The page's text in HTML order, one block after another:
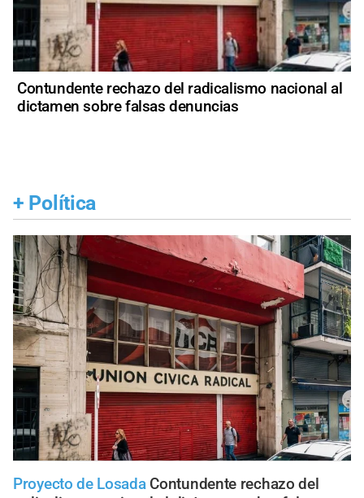
Contundente rechazo del radicalismo nacional al
dictamen sobre falsas denuncias
+ Política
Proyecto de Losada Contundente rechazo del